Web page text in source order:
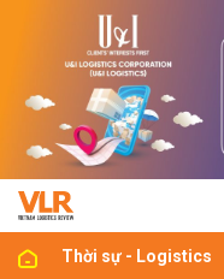
Thời sự - Logistics
luận